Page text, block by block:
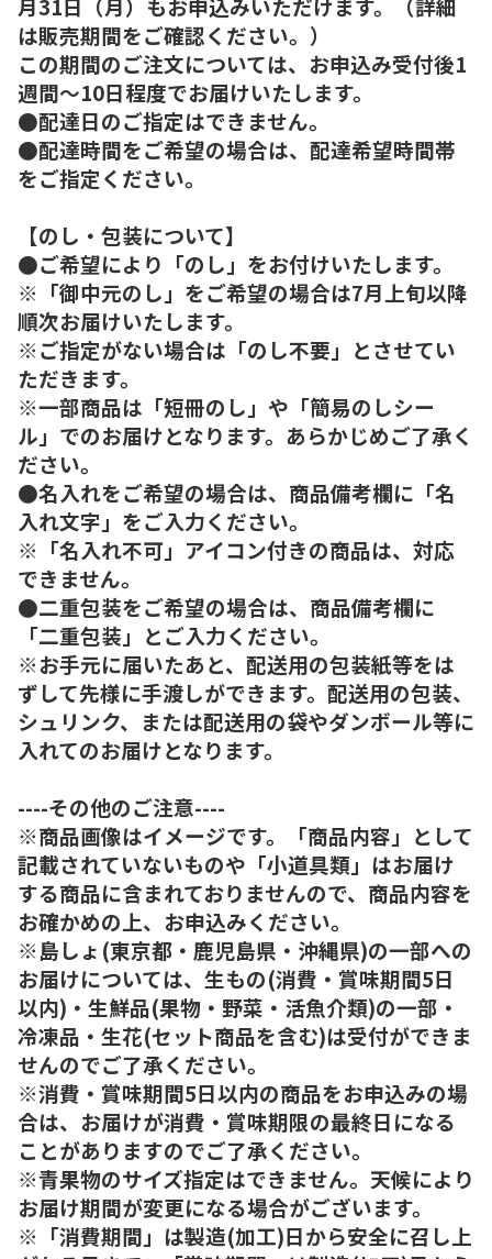
月31日（月）もお申込みいただけます。（詳細
は販売期間をご確認ください。）
この期間のご注文については、お申込み受付後1
週間～10日程度でお届けいたします。
●配達日のご指定はできません。
●配達時間をご希望の場合は、配達希望時間帯
をご指定ください。
【のし・包装について】
●ご希望により「のし」をお付けいたします。
※「御中元のし」をご希望の場合は7月上旬以降
順次お届けいたします。
※ご指定がない場合は「のし不要」とさせてい
ただきます。
※一部商品は「短冊のし」や「簡易のしシー
ル」でのお届けとなります。あらかじめご了承く
ださい。
●名入れをご希望の場合は、商品備考欄に「名
入れ文字」をご入力ください。
※「名入れ不可」アイコン付きの商品は、対応
できません。
●二重包装をご希望の場合は、商品備考欄に
「二重包装」とご入力ください。
※お手元に届いたあと、配送用の包装紙等をは
ずして先様に手渡しができます。配送用の包装、
シュリンク、または配送用の袋やダンボール等に
入れてのお届けとなります。
----その他のご注意----
※商品画像はイメージです。「商品内容」として
記載されていないものや「小道具類」はお届け
する商品に含まれておりませんので、商品内容を
お確かめの上、お申込みください。
※島しょ(東京都・鹿児島県・沖縄県)の一部への
お届けについては、生もの(消費・賞味期間5日
以内)・生鮮品(果物・野菜・活魚介類)の一部・
冷凍品・生花(セット商品を含む)は受付ができま
せんのでご了承ください。
※消費・賞味期間5日以内の商品をお申込みの場
合は、お届けが消費・賞味期限の最終日になる
ことがありますのでご了承ください。
※青果物のサイズ指定はできません。天候により
お届け期間が変更になる場合がございます。
※「消費期間」は製造(加工)日から安全に召し上